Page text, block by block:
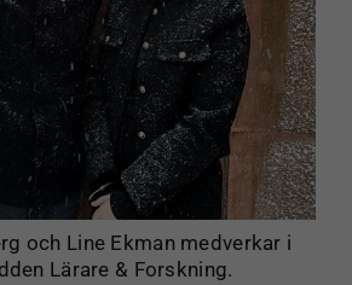
och Line Ekman medverkar i
Lärare & Forskning.